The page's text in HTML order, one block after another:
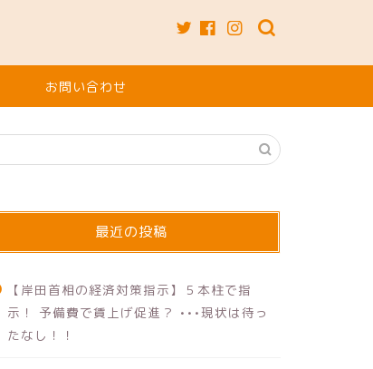
お問い合わせ
最近の投稿
【岸田首相の経済対策指示】５本柱で指
示！ 予備費で賃上げ促進？ •••現状は待っ
たなし！！